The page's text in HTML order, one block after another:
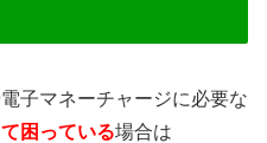
子マネーチャージに必要な
困っている場合は